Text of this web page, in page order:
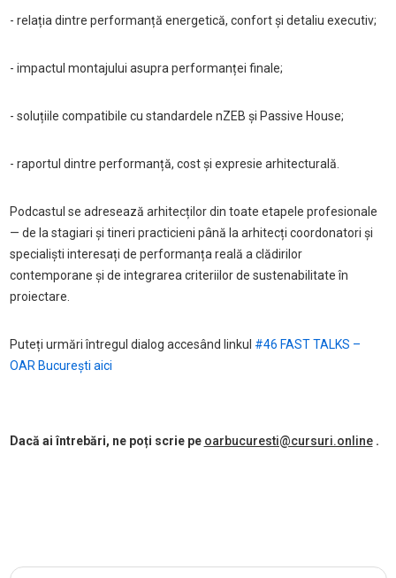
- relația dintre performanță energetică, confort și detaliu executiv;
- impactul montajului asupra performanței finale;
- soluțiile compatibile cu standardele nZEB și Passive House;
- raportul dintre performanță, cost și expresie arhitecturală.
Podcastul se adresează arhitecților din toate etapele profesionale
— de la stagiari și tineri practicieni până la arhitecți coordonatori și
specialiști interesați de performanța reală a clădirilor
contemporane și de integrarea criteriilor de sustenabilitate în
proiectare.
Puteți urmări întregul dialog accesând linkul #46 FAST TALKS –
OAR București aici
Dacă ai întrebări, ne poți scrie pe oarbucuresti@cursuri.online.